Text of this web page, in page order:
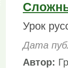
Урок
Дата
Автор: